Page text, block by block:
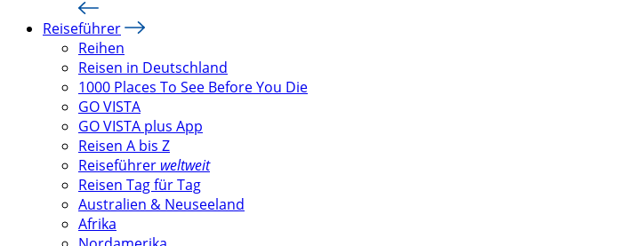
Reiseführer
Reihen
Reisen in Deutschland
1000 Places To See Before You Die
GO VISTA
GO VISTA plus App
Reisen A bis Z
Reiseführer weltweit
Reisen Tag für Tag
Australien & Neuseeland
Afrika